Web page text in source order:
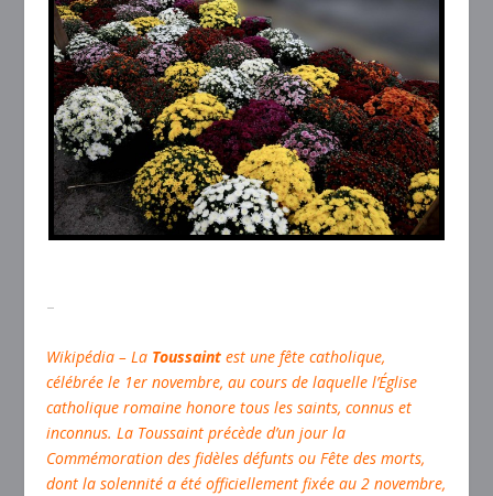
–
Wikipédia – La Toussaint est une fête catholique,
célébrée le 1er novembre, au cours de laquelle l’Église
catholique romaine honore tous les saints, connus et
inconnus. La Toussaint précède d’un jour la
Commémoration des fidèles défunts ou Fête des morts,
dont la solennité a été officiellement fixée au 2 novembre,